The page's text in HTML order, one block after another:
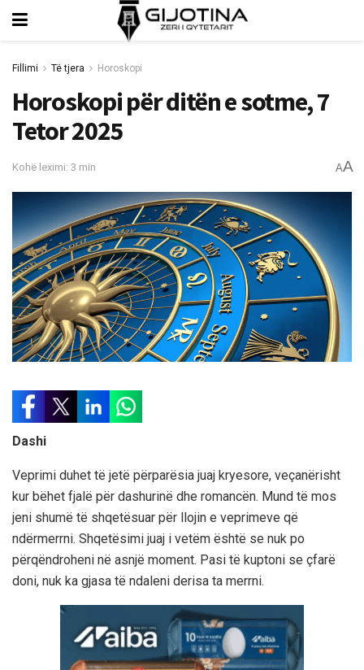
Fillimi Të tjera Horoskopi
Horoskopi për ditën e sotme, 7
Tetor 2025
Kohë leximi: 3 min AA
Dashi
Veprimi duhet të jetë përparësia juaj kryesore, veçanërisht
kur bëhet fjalë për dashurinë dhe romancën. Mund të mos
jeni shumë të shqetësuar për llojin e veprimeve që
ndërmerrni. Shqetësimi juaj i vetëm është se nuk po
përqëndroheni në asnjë moment. Pasi të kuptoni se çfarë
doni, nuk ka gjasa të ndaleni derisa ta merrni.